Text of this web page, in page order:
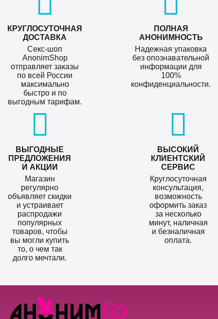
КРУГЛОСУТОЧНАЯ
ДОСТАВКА
Секс-шоп
AnonimShop
отправляет заказы
по всей России
максимально
быстро и по
выгодным тарифам.
ПОЛНАЯ
АНОНИМНОСТЬ
Надежная упаковка
без опознавательной
информации для
100%
конфиденциальности.
ВЫГОДНЫЕ
ПРЕДЛОЖЕНИЯ
И АКЦИИ
Магазин
регулярно
объявляет скидки
и устраивает
распродажи
популярных
товаров, чтобы
вы могли купить
то, о чем так
долго мечтали.
ВЫСОКИЙ
КЛИЕНТСКИЙ
СЕРВИС
Круглосуточная
консультация,
возможность
оформить заказ
за несколько
минут, наличная
и безналичная
оплата.